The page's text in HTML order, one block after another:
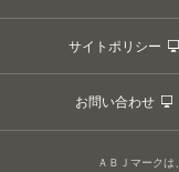
サイトポリシー
お問い合わせ
ＡＢＪマーク